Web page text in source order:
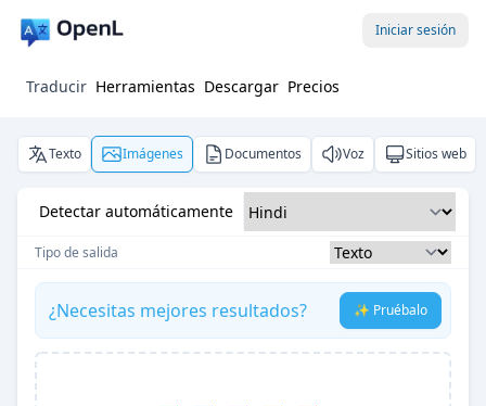
Iniciar sesión
Traducir Herramientas Descargar Precios
Texto Imágenes Documentos Voz Sitios web
Detectar automáticamente
Tipo de salida
¿Necesitas mejores resultados? ✨ Pruébalo